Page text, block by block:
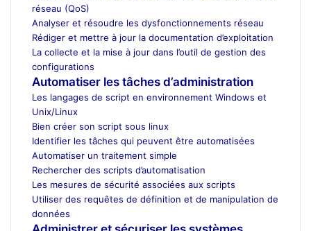
réseau (QoS)
Analyser et résoudre les dysfonctionnements réseau
Rédiger et mettre à jour la documentation d’exploitation
La collecte et la mise à jour dans l’outil de gestion des
configurations
Automatiser les tâches d’administration
Les langages de script en environnement Windows et
Unix/Linux
Bien créer son script sous linux
Identifier les tâches qui peuvent être automatisées
Automatiser un traitement simple
Rechercher des scripts d’automatisation
Les mesures de sécurité associées aux scripts
Utiliser des requêtes de définition et de manipulation de
données